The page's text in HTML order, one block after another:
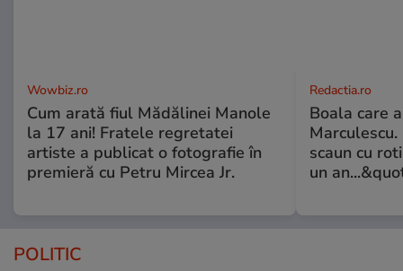
Wowbiz.ro
Cum arată fiul Mădălinei Manole
la 17 ani! Fratele regretatei
artiste a publicat o fotografie în
premieră cu Petru Mircea Jr.
Redactia.ro
Boala care
scaun cu
un
POLITIC